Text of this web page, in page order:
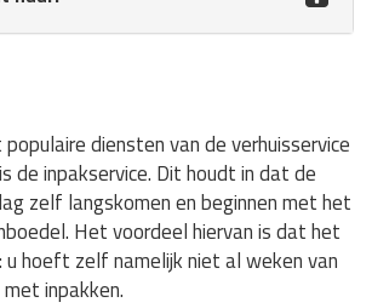
diensten van de verhuisservice
de inpakservice. Dit houdt in dat de
zelf langskomen en beginnen met het
Het voordeel hiervan is dat het
hoeft zelf namelijk niet al weken van
inpakken.